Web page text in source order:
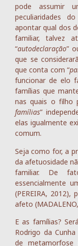
pode assumir
peculiaridades
apontar qual dos
familiar, talvez
“autodeclaração”
que se
que conta com “
funcionar de elo
famílias que
nas quais o filho
famílias”
elas igualmente
comum.
Seja como for, a
da afetuosidade
familiar. De
essencialmente
(PEREIRA,
afeto
E as famílias?
Rodrigo da
de metamorfose